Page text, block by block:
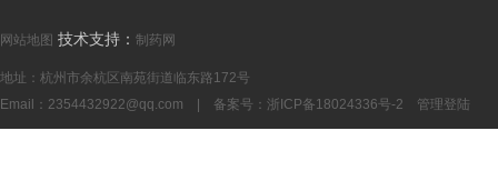
网站地图 技术支持： 制药网
地址：杭州市余杭区南苑街道临东路172号
Email： 2354432922@qq.com | 备案号： 浙ICP备18024336号-2 管理登陆